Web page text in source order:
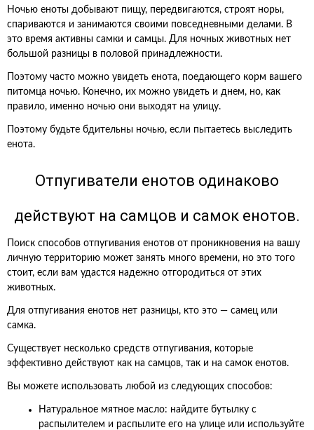
Ночью еноты добывают пищу, передвигаются, строят норы,
спариваются и занимаются своими повседневными делами. В
это время активны самки и самцы. Для ночных животных нет
большой разницы в половой принадлежности.
Поэтому часто можно увидеть енота, поедающего корм вашего
питомца ночью. Конечно, их можно увидеть и днем, но, как
правило, именно ночью они выходят на улицу.
Поэтому будьте бдительны ночью, если пытаетесь выследить
енота.
Отпугиватели енотов одинаково
действуют на самцов и самок енотов.
Поиск способов отпугивания енотов от проникновения на вашу
личную территорию может занять много времени, но это того
стоит, если вам удастся надежно отгородиться от этих
животных.
Для отпугивания енотов нет разницы, кто это — самец или
самка.
Существует несколько средств отпугивания, которые
эффективно действуют как на самцов, так и на самок енотов.
Вы можете использовать любой из следующих способов:
Натуральное мятное масло: найдите бутылку с
распылителем и распылите его на улице или используйте